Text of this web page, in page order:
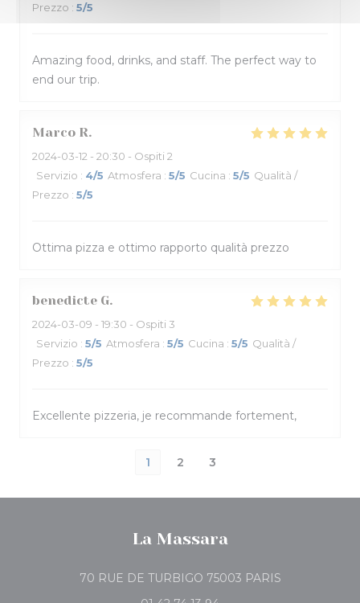
Prezzo : 5/5
Amazing food, drinks, and staff. The perfect way to
end our trip.
Marco R
2024-03-12 - 20:30 - Ospiti 2
Servizio : 4/5 Atmosfera : 5/5 Cucina : 5/5 Qualità /
Prezzo : 5/5
Ottima pizza e ottimo rapporto qualità prezzo
benedicte G
2024-03-09 - 19:30 - Ospiti 3
Servizio : 5/5 Atmosfera : 5/5 Cucina : 5/5 Qualità /
Prezzo : 5/5
Excellente pizzeria, je recommande fortement,
1 2 3
La Massara
70 RUE DE TURBIGO 75003 PARIS((apre una